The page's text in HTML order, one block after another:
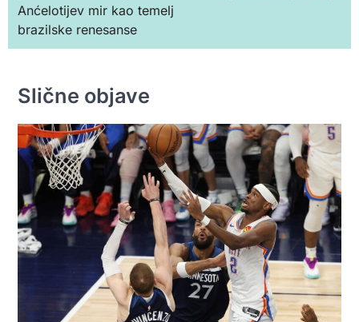
Anćelotijev mir kao temelj
brazilske renesanse
Slične objave